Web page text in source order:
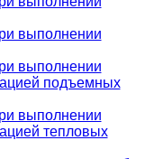
выполнении
выполнении
подъемных
выполнении
тепловых